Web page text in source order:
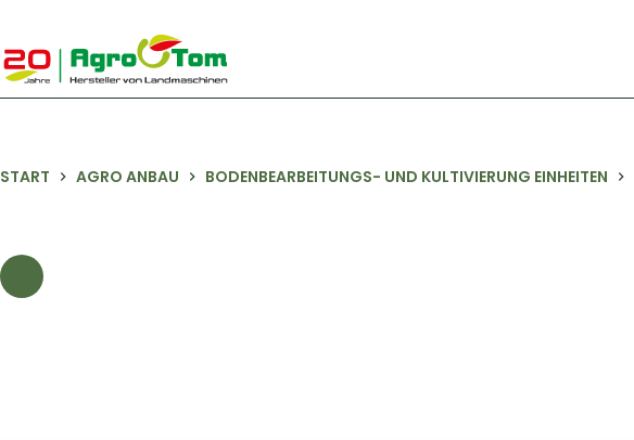
springen
START AGRO ANBAU BODENBEARBEITUNGS- UND KULTIVIERUNG EINHEITEN